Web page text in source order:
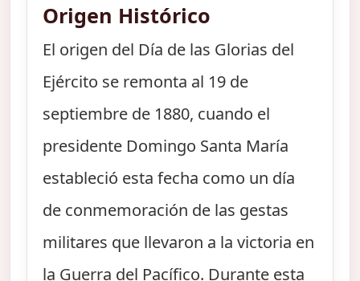
Origen Histórico
El origen del Día de las Glorias del
Ejército se remonta al 19 de
septiembre de 1880, cuando el
presidente Domingo Santa María
estableció esta fecha como un día
de conmemoración de las gestas
militares que llevaron a la victoria en
la Guerra del Pacífico. Durante esta